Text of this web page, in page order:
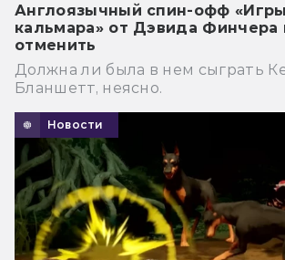
Англоязычный спин-офф
кальмара» от Дэвида Финчера
отменить
Должна ли была в нем сыграть
Бланшетт, неясно.
Новости